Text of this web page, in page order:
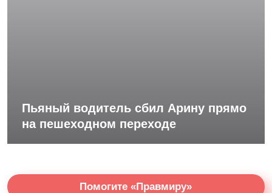
Пьяный водитель сбил Арину прямо
на пешеходном переходе
Помогите «Правмиру»